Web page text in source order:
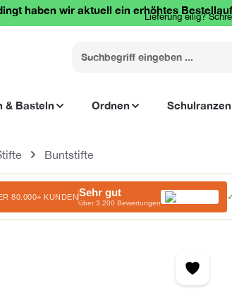
haben wir aktuell ein erhöhtes
Lieferung eilig?
& Basteln Ordnen
Buntstifte
80.000+ KUNDENSehr gut
über 3.200 Bewertungen